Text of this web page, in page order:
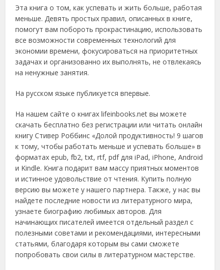
Эта книга о том, как успевать и жить больше, работая
меньше. Девять простых правил, описанных в книге,
помогут вам побороть прокрастинацию, использовать
все возможности современных технологий для
экономии времени, фокусироваться на приоритетных
задачах и организованно их выполнять, не отвлекаясь
на ненужные занятия.
На русском языке публикуется впервые.
На нашем сайте о книгах lifeinbooks.net вы можете
скачать бесплатно без регистрации или читать онлайн
книгу Стивер Роббинс «Долой продуктивность! 9 шагов
к тому, чтобы работать меньше и успевать больше» в
форматах epub, fb2, txt, rtf, pdf для iPad, iPhone, Android
и Kindle. Книга подарит вам массу приятных моментов
и истинное удовольствие от чтения. Купить полную
версию вы можете у нашего партнера. Также, у нас вы
найдете последние новости из литературного мира,
узнаете биографию любимых авторов. Для
начинающих писателей имеется отдельный раздел с
полезными советами и рекомендациями, интересными
статьями, благодаря которым вы сами сможете
попробовать свои силы в литературном мастерстве.